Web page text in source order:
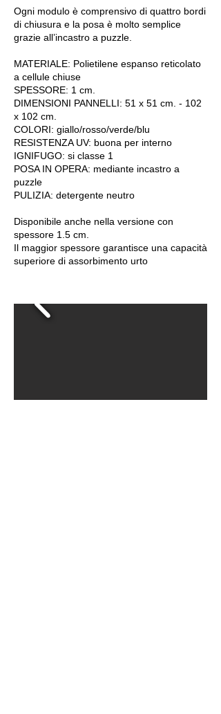
Ogni modulo è comprensivo di quattro bordi
di chiusura e la posa è molto semplice
grazie all’incastro a puzzle.
MATERIALE: Polietilene espanso reticolato
a cellule chiuse
SPESSORE: 1 cm.
DIMENSIONI PANNELLI: 51 x 51 cm. - 102
x 102 cm.
COLORI: giallo/rosso/verde/blu
RESISTENZA UV: buona per interno
IGNIFUGO: si classe 1
POSA IN OPERA: mediante incastro a
puzzle
PULIZIA: detergente neutro
Disponibile anche nella versione con
spessore 1.5 cm.
Il maggior spessore garantisce una capacità
superiore di assorbimento urto